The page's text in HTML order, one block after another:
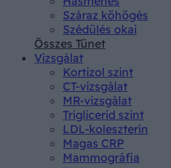
Száraz köhögés
Szédülés okai
Összes Tünet
Vizsgálat
Kortizol szint
CT-vizsgálat
MR-vizsgálat
Triglicerid szint
LDL-koleszterin
Magas CRP
Mammográfia